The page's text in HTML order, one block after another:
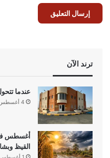
ترند الآن
عندما
4 أغسطس، 2026
أغسطس
القيظ